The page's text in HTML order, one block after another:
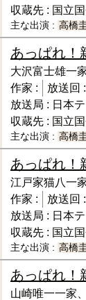
収蔵先 : 国立
主な出演 : 高橋
あっぱれ！
大沢富士雄一
作家 :
放送回 :
放送局 : 日本
収蔵先 : 国立
主な出演 : 高橋
あっぱれ！
江戸家猫八一
作家 :
放送回 :
放送局 : 日本
収蔵先 : 国立
主な出演 : 高橋
あっぱれ！
山崎唯一一家